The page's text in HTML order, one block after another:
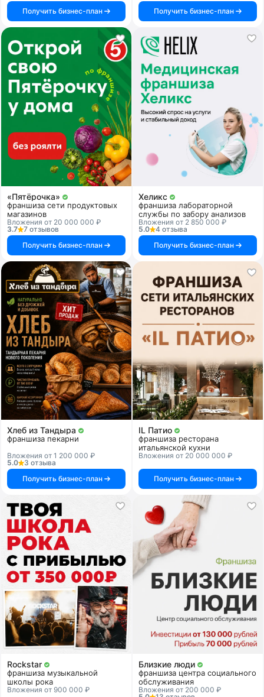
Получить бизнес-план
Получить бизнес-план
«Пятёрочка»
франшиза сети продуктовых
магазинов
Вложения от 20 000 000 ₽
3.7
7 отзывов
Получить бизнес-план
Хеликс
франшиза лабораторной
службы по забору анализов
Вложения от 2 850 000 ₽
5.0
4 отзыва
Получить бизнес-план
Хлеб из Тандыра
франшиза пекарни
Вложения от 1 200 000 ₽
5.0
3 отзыва
Получить бизнес-план
IL Патио
франшиза ресторана
итальянской кухни
Вложения от 20 000 000 ₽
Получить бизнес-план
Rockstar
франшиза музыкальной
школы рока
Вложения от 900 000 ₽
Близкие люди
франшиза центра социального
обслуживания
Вложения от 200 000 ₽